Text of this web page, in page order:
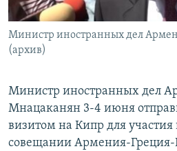
Հայերեն
English
Все сайты Радио Азатутюн
Министр иностранных дел
(архив)
Министр иностранных дел
Мнацаканян 3-4 июня
визитом на Кипр для участия
совещании Армения-Греция-